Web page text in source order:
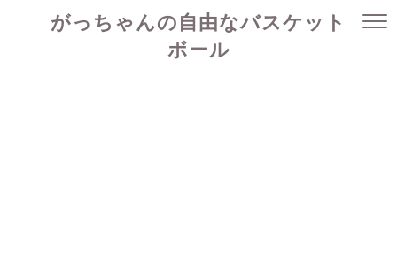
がっちゃんの自由なバスケット
ボール